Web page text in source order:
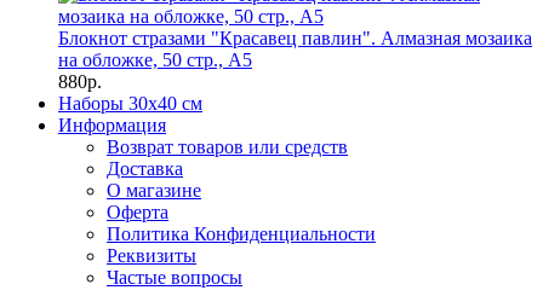
Блокнот стразами "Красавец павлин". Алмазная мозаика
на обложке, 50 стр., А5
880р.
Наборы 30х40 см
Информация
Возврат товаров или средств
Доставка
О магазине
Оферта
Политика Конфиденциальности
Реквизиты
Частые вопросы